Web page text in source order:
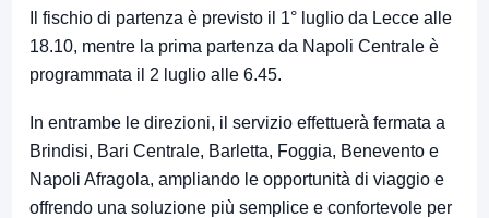
Il fischio di partenza è previsto il 1° luglio da Lecce alle
18.10, mentre la prima partenza da Napoli Centrale è
programmata il 2 luglio alle 6.45.
In entrambe le direzioni, il servizio effettuerà fermata a
Brindisi, Bari Centrale, Barletta, Foggia, Benevento e
Napoli Afragola, ampliando le opportunità di viaggio e
offrendo una soluzione più semplice e confortevole per